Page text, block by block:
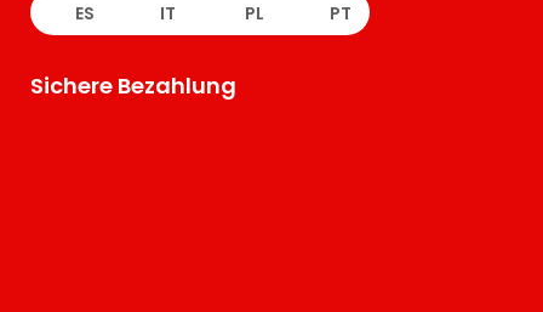
ES IT PL PT
Sichere Bezahlung